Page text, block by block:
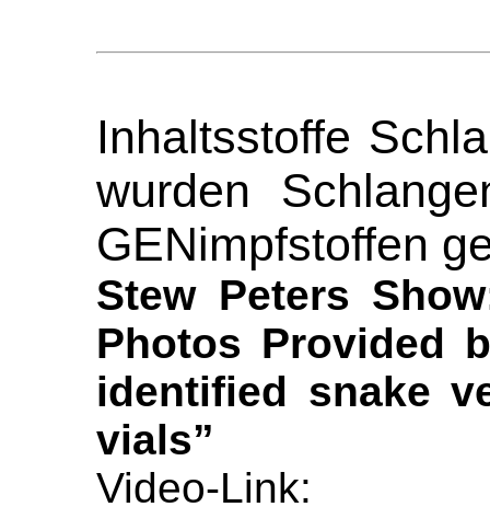
Inhaltsstoffe
wurden
GENimpfstoffen
Stew Peters
Photos Provided
identified snake
vials”
Video-Link: